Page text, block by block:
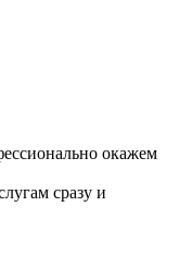
окажем
сразу и